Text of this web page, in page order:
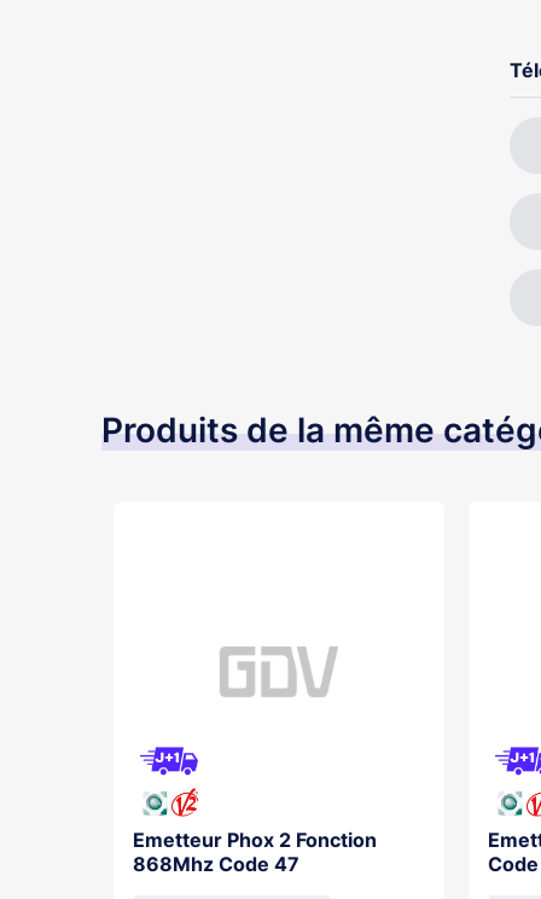
Produits de la même
Emetteur Phox 2 Fonction
868Mhz Code 47